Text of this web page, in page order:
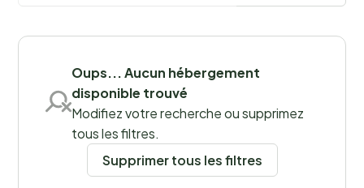
Lieux
Oups... Aucun hébergement
disponible trouvé
Modifiez votre recherche ou supprimez
tous les filtres.
Supprimer tous les filtres